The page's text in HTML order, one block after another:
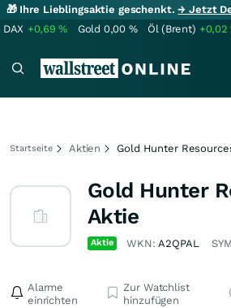
🎁 Ihre Lieblingsaktie geschenkt.→ Jetzt
DAX +0,69% Gold 0,00 % Öl (Brent) +0,02
Startseite Aktien Gold Hunter
Gold Hunter
Aktie
Aktie WKN:A2QPAL
Alarme
einrichten
Zur Watchlist
hinzufügen